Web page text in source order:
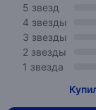
5 звезд
4 звезды
3 звезды
2 звезды
1 звезда